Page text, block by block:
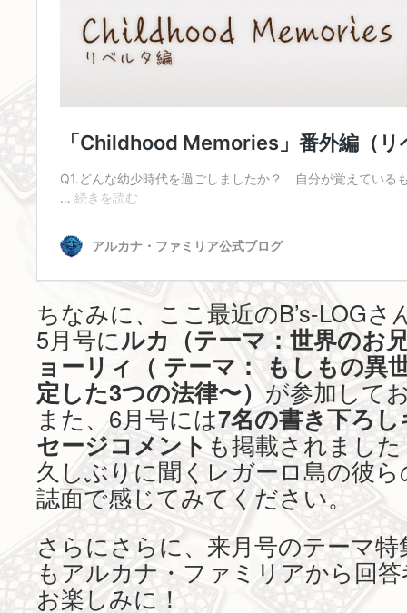
ちなみに、ここ最近のB’s-LOG
5月号にルカ（テーマ：世界のお
ョーリィ（ テーマ： もしもの異
定した3つの法律〜） が参加して
また、6月号には7名の書き下ろ
セージコメント も掲載されまし
久しぶりに聞くレガーロ島の彼
誌面で感じてみてください。
さらにさらに、来月号のテーマ特
もアルカナ・ファミリアから回
お楽しみに！